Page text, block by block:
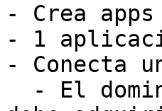
- Crea
- 1
- Conecta